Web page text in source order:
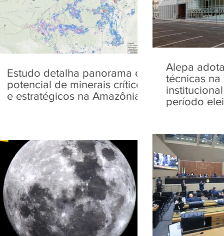
Estudo detalha panorama e
potencial de minerais críticos
e estratégicos na Amazônia
Alepa
técnicas
período